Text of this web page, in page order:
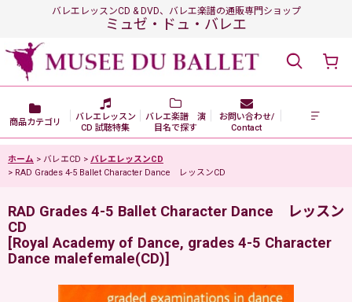
バレエレッスンCD & DVD、バレエ楽譜の通販専門ショップ
ミュゼ・ドュ・バレエ
商品カテゴリ
バレエレッスン
CD 試聴特集
バレエ楽譜 演
目名で探す
お問い合わせ/
Contact
ホーム > バレエCD > バレエレッスンCD
> RAD Grades 4-5 Ballet Character Dance レッスンCD
RAD Grades 4-5 Ballet Character Dance レッスン
CD
[Royal Academy of Dance, grades 4-5 Character
Dance malefemale(CD)]